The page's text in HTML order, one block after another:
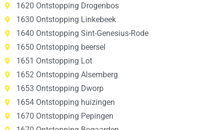
1620 Ontstopping Drogenbos
1630 Ontstopping Linkebeek
1640 Ontstopping Sint-Genesius-Rode
1650 Ontstopping beersel
1651 Ontstopping Lot
1652 Ontstopping Alsemberg
1653 Ontstopping Dworp
1654 Ontstopping huizingen
1670 Ontstopping Pepingen